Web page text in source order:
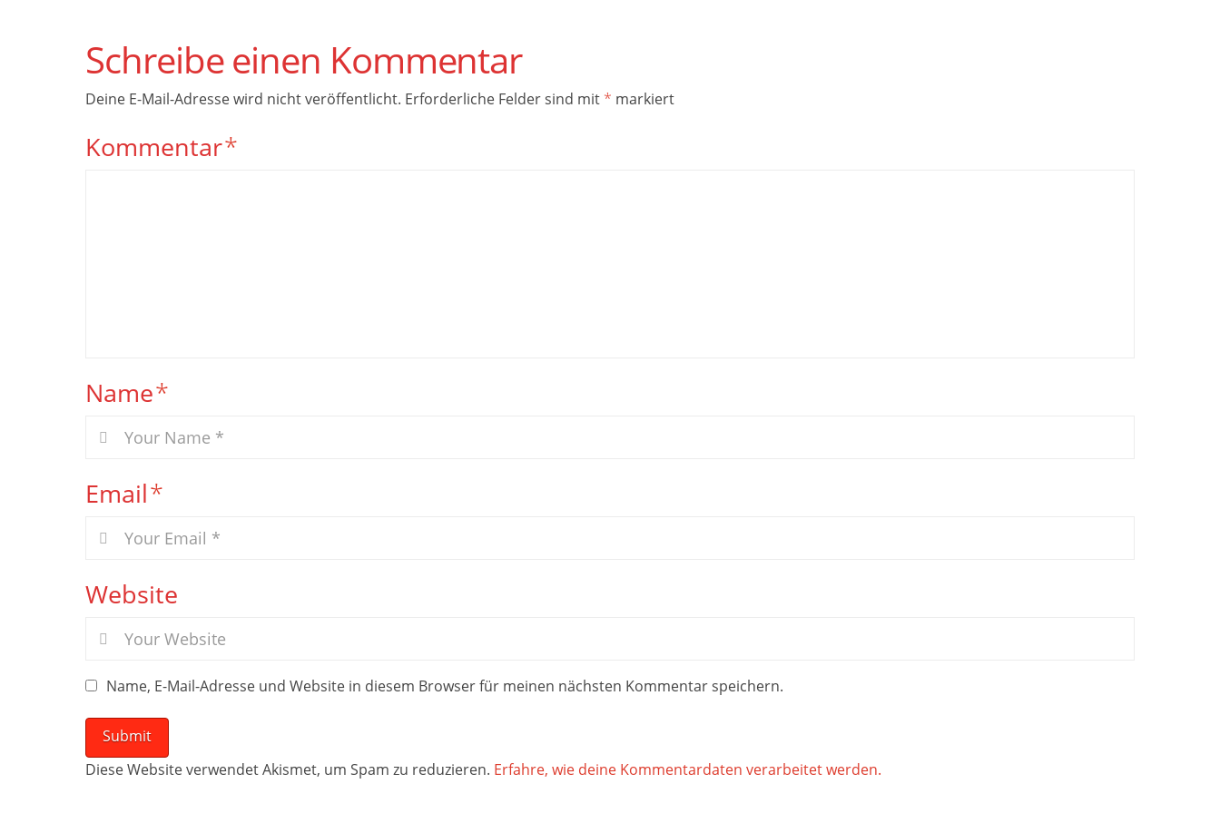
Schreibe einen Kommentar
Deine E-Mail-Adresse wird nicht veröffentlicht. Erforderliche Felder sind mit * markiert
Kommentar*
Name*
Email*
Website
Name, E-Mail-Adresse und Website in diesem Browser für meinen nächsten Kommentar speichern.
Diese Website verwendet Akismet, um Spam zu reduzieren. Erfahre, wie deine Kommentardaten verarbeitet werden.